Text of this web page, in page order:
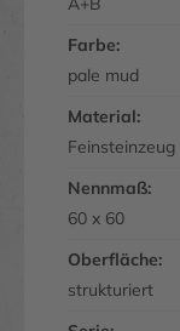
Farbe:
pale mud
Material:
Feinsteinzeug
Nennmaß:
60 x 60
Oberfläche:
strukturiert